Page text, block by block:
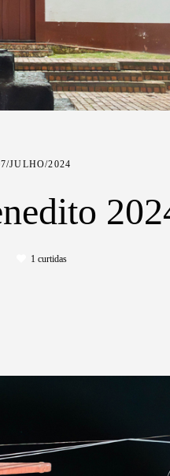
JULHO/2024
1 curtidas